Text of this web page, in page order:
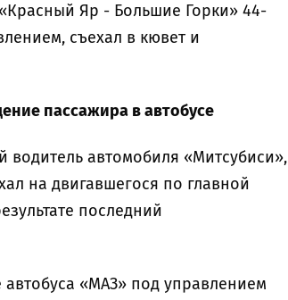
Яр - Большие Горки» 44-
съехал в кювет и
пассажира в автобусе
водитель автомобиля «Митсубиси»,
на двигавшегося по главной
последний
«МАЗ» под управлением